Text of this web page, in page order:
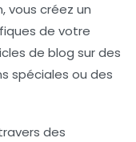
vous créez un
de votre
de blog sur des
spéciales ou des
des